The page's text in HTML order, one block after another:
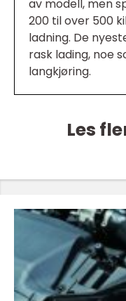
av modell, men
200 til over 500
ladning. De
rask lading, noe
langkjøring.
Les